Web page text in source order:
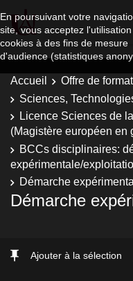
En poursuivant votre
site, vous acceptez
cookies à des fins de mesure
d'audience (statistiques
Accueil Offre de
Sciences,
Licence Sciences de
(Magistère européen en
BCCs disciplinaires:
expérimentale/
Démarche
Démarche
Ajouter à la sélection